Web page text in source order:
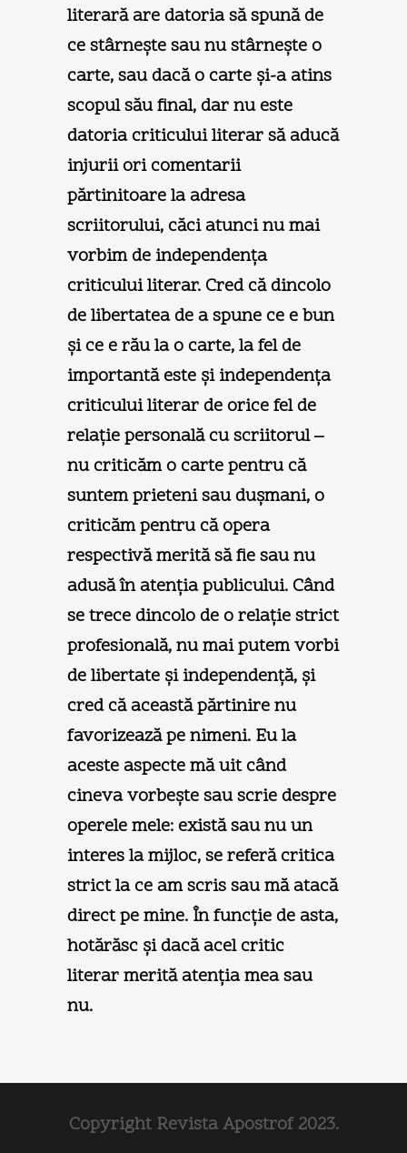
literară are datoria să spună de
ce stârneşte sau nu stârneşte o
carte, sau dacă o carte şi-a atins
scopul său final, dar nu este
datoria criticului literar să aducă
injurii ori comentarii
părtinitoare la adresa
scriitorului, căci atunci nu mai
vorbim de independenţa
criticului literar. Cred că dincolo
de libertatea de a spune ce e bun
şi ce e rău la o carte, la fel de
importantă este şi independenţa
criticului literar de orice fel de
relaţie personală cu scriitorul –
nu criticăm o carte pentru că
suntem prieteni sau duşmani, o
criticăm pentru că opera
respectivă merită să fie sau nu
adusă în atenţia publicului. Când
se trece dincolo de o relaţie strict
profesională, nu mai putem vorbi
de libertate şi independenţă, şi
cred că această părtinire nu
favorizează pe nimeni. Eu la
aceste aspecte mă uit când
cineva vorbeşte sau scrie despre
operele mele: există sau nu un
interes la mijloc, se referă critica
strict la ce am scris sau mă atacă
direct pe mine. În funcţie de asta,
hotărăsc şi dacă acel critic
literar merită atenţia mea sau
nu.
Copyright Revista Apostrof 2023.